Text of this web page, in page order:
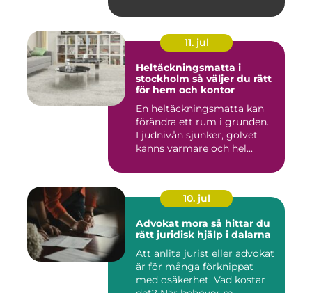
11. jul
Heltäckningsmatta i
stockholm så väljer du rätt
för hem och kontor
En heltäckningsmatta kan
förändra ett rum i grunden.
Ljudnivån sjunker, golvet
känns varmare och hel...
10. jul
Advokat mora så hittar du
rätt juridisk hjälp i dalarna
Att anlita jurist eller advokat
är för många förknippat
med osäkerhet. Vad kostar